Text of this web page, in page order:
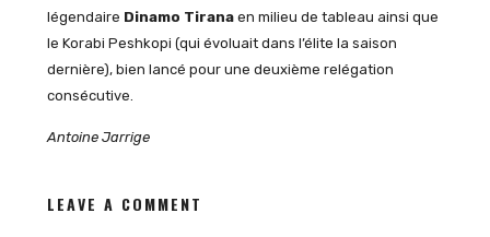
légendaire Dinamo Tiranaen milieu de tableau ainsi que
le Korabi Peshkopi (qui évoluait dans l’élite la saison
dernière), bien lancé pour une deuxième relégation
consécutive.
Antoine Jarrige
LEAVE A COMMENT